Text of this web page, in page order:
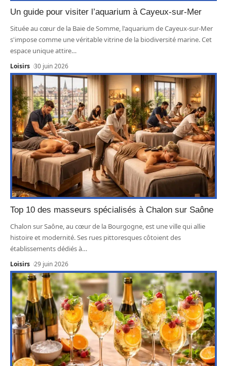
Un guide pour visiter l’aquarium à Cayeux-sur-Mer
Située au cœur de la Baie de Somme, l'aquarium de Cayeux-sur-Mer
s'impose comme une véritable vitrine de la biodiversité marine. Cet
espace unique attire…
Loisirs 30 juin 2026
Top 10 des masseurs spécialisés à Chalon sur Saône
Chalon sur Saône, au cœur de la Bourgogne, est une ville qui allie
histoire et modernité. Ses rues pittoresques côtoient des
établissements dédiés à…
Loisirs 29 juin 2026